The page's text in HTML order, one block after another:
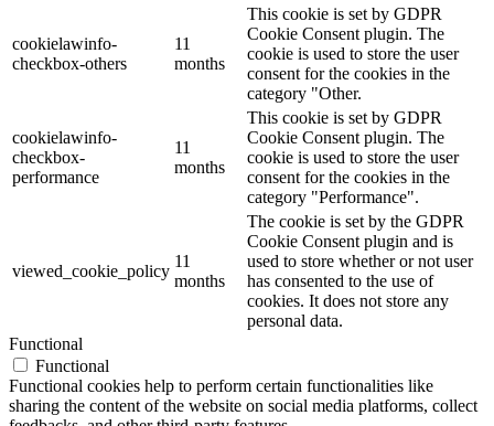
cookielawinfo-
checkbox-others
11
months
This cookie is set by GDPR
Cookie Consent plugin. The
cookie is used to store the user
consent for the cookies in the
category "Other.
cookielawinfo-
checkbox-
performance
11
months
This cookie is set by GDPR
Cookie Consent plugin. The
cookie is used to store the user
consent for the cookies in the
category "Performance".
viewed_cookie_policy
11
months
The cookie is set by the GDPR
Cookie Consent plugin and is
used to store whether or not user
has consented to the use of
cookies. It does not store any
personal data.
Functional
Functional
Functional cookies help to perform certain functionalities like
sharing the content of the website on social media platforms, collect